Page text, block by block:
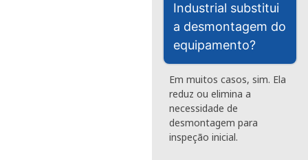
Industrial substitui
a desmontagem do
equipamento?
Em muitos casos, sim. Ela
reduz ou elimina a
necessidade de
desmontagem para
inspeção inicial.